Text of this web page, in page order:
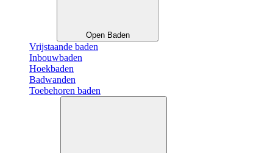
Open Baden
Vrijstaande baden
Inbouwbaden
Hoekbaden
Badwanden
Toebehoren baden